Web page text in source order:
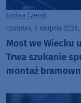
Gmina Czersk
czwartek, 6 sierpnia 2026,
Most we Wiecku
Trwa szukanie
montaż